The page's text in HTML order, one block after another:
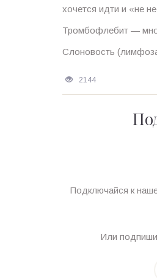
хочется идти и «не
Тромбофлебит —
Слоновость
2144
Подключайся к
Или